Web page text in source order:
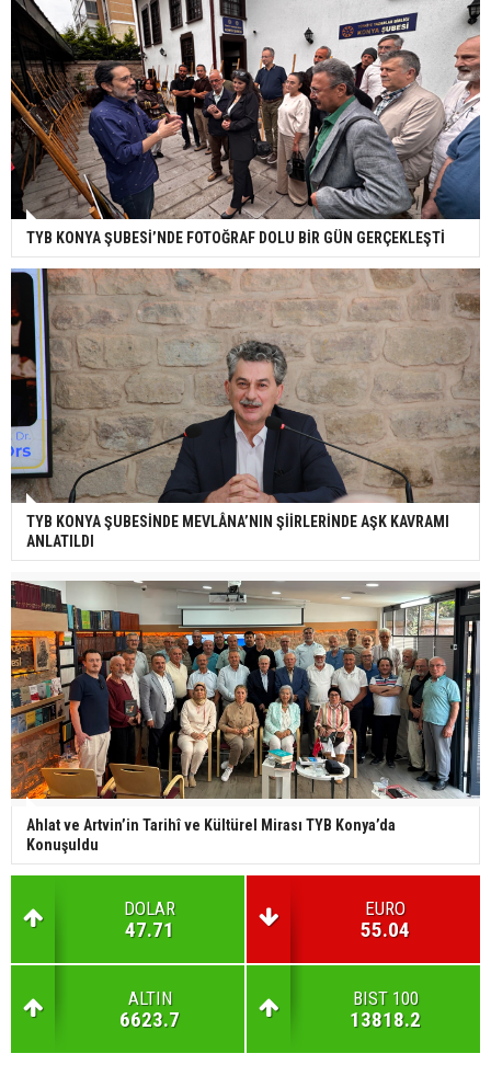
TYB KONYA ŞUBESİ’NDE FOTOĞRAF DOLU BİR GÜN GERÇEKLEŞTİ
TYB KONYA ŞUBESİNDE MEVLÂNA’NIN ŞİİRLERİNDE AŞK KAVRAMI
ANLATILDI
Ahlat ve Artvin’in Tarihî ve Kültürel Mirası TYB Konya’da
Konuşuldu
DOLAR
47.71
EURO
55.04
ALTIN
6623.7
BIST 100
13818.2